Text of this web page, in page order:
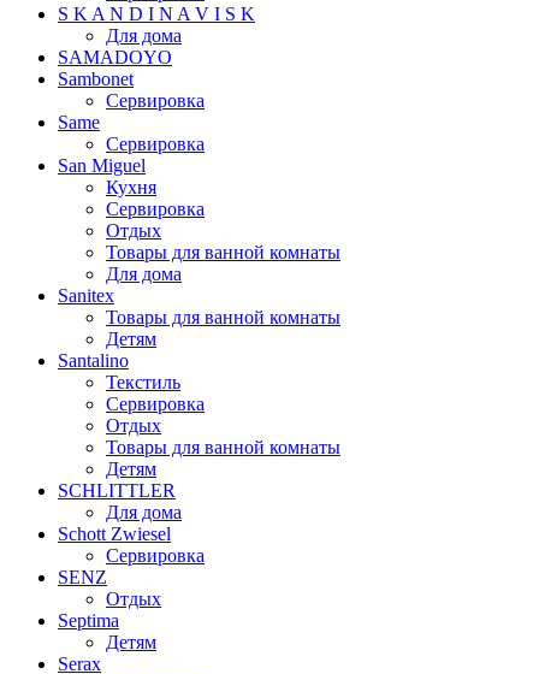
S K A N D I N A V I S K
Для дома
SAMADOYO
Sambonet
Сервировка
Same
Сервировка
San Miguel
Кухня
Сервировка
Отдых
Товары для ванной комнаты
Для дома
Sanitex
Товары для ванной комнаты
Детям
Santalino
Текстиль
Сервировка
Отдых
Товары для ванной комнаты
Детям
SCHLITTLER
Для дома
Schott Zwiesel
Сервировка
SENZ
Отдых
Septima
Детям
Serax